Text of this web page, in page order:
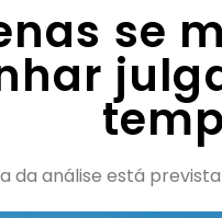
se
da análise está